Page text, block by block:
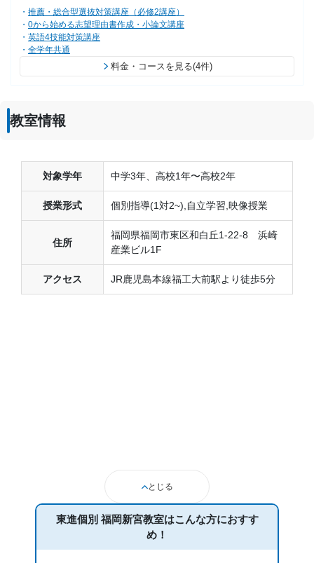
推薦・総合型選抜対策講座（必修2講座）
0から始める志望理由書作成・小論文講座
英語4技能対策講座
全学年共通
料金・コースを見る(4件)
教室情報
対象学年 中学3年、高校1年〜高校2年
授業形式 個別指導(1対2~),自立学習,映像授業
住所
福岡県福岡市東区和白丘1-22-8 浜崎
産業ビル1F
アクセス JR鹿児島本線福工大前駅より徒歩5分
とじる
東進個別 福岡新宮教室はこんな方におすす
め！